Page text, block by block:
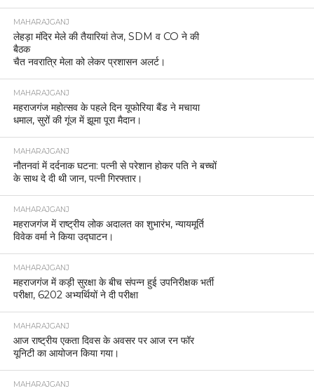
MAHARAJGANJ
लेहड़ा मंदिर मेले की तैयारियां तेज, SDM व CO ने की
बैठक
चैत नवरात्रि मेला को लेकर प्रशासन अलर्ट।
MAHARAJGANJ
महराजगंज महोत्सव के पहले दिन यूफोरिया बैंड ने मचाया
धमाल, सुरों की गूंज में झूमा पूरा मैदान।
MAHARAJGANJ
नौतनवां में दर्दनाक घटना: पत्नी से परेशान होकर पति ने बच्चों
के साथ दे दी थी जान, पत्नी गिरफ्तार।
MAHARAJGANJ
महराजगंज में राष्ट्रीय लोक अदालत का शुभारंभ, न्यायमूर्ति
विवेक वर्मा ने किया उद्घाटन।
MAHARAJGANJ
महराजगंज में कड़ी सुरक्षा के बीच संपन्न हुई उपनिरीक्षक भर्ती
परीक्षा, 6202 अभ्यर्थियों ने दी परीक्षा
MAHARAJGANJ
आज राष्ट्रीय एकता दिवस के अवसर पर आज रन फॉर
यूनिटी का आयोजन किया गया।
MAHARAJGANJ